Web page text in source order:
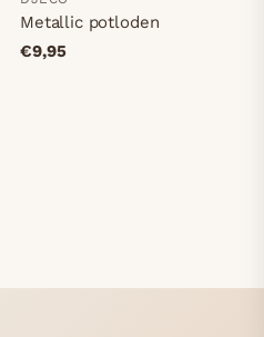
Metallic potloden
€9,95